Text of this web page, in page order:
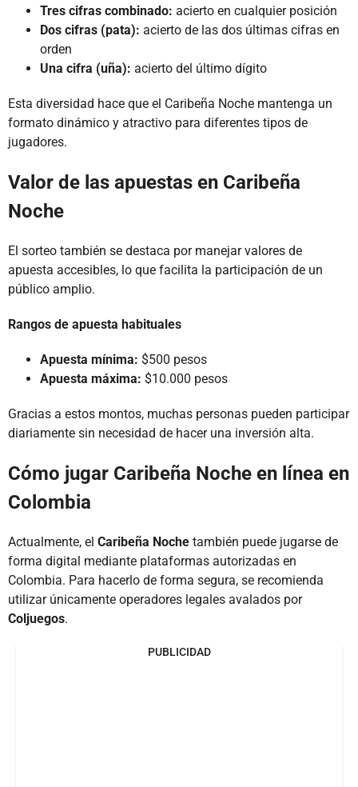
Tres cifras combinado: acierto en cualquier posición
Dos cifras (pata): acierto de las dos últimas cifras en
orden
Una cifra (uña): acierto del último dígito
Esta diversidad hace que el Caribeña Noche mantenga un
formato dinámico y atractivo para diferentes tipos de
jugadores.
Valor de las apuestas en Caribeña
Noche
El sorteo también se destaca por manejar valores de
apuesta accesibles, lo que facilita la participación de un
público amplio.
Rangos de apuesta habituales
Apuesta mínima: $500 pesos
Apuesta máxima: $10.000 pesos
Gracias a estos montos, muchas personas pueden participar
diariamente sin necesidad de hacer una inversión alta.
Cómo jugar Caribeña Noche en línea en
Colombia
Actualmente, el Caribeña Noche también puede jugarse de
forma digital mediante plataformas autorizadas en
Colombia. Para hacerlo de forma segura, se recomienda
utilizar únicamente operadores legales avalados por
Coljuegos.
PUBLICIDAD